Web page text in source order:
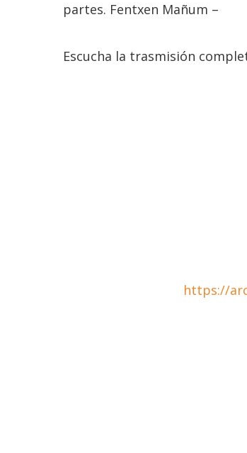
partes. Fentxen Mañum –
Escucha la trasmisión
https://